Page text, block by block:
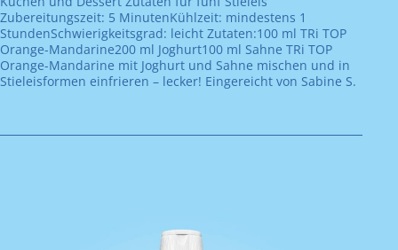
Zubereitungszeit: 5 MinutenKühlzeit: mindestens 1
StundenSchwierigkeitsgrad: leicht Zutaten:100 ml TRi TOP
Orange-Mandarine200 ml Joghurt100 ml Sahne TRi TOP
Orange-Mandarine mit Joghurt und Sahne mischen und in
Stieleisformen einfrieren – lecker! Eingereicht von Sabine S.